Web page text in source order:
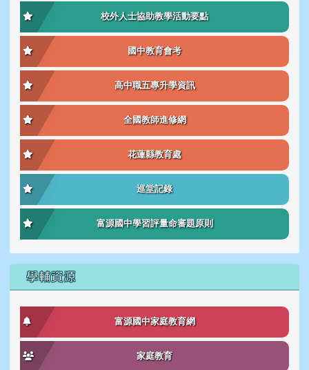
校外人士協助教學活動要點
國中教育會考
高中職五專升學資訊
全國教師進修網
花蓮縣教育處
巡堂記錄
富源國中學習評量命審題原則
學輔資源
富源國中家庭教育網
家庭教育